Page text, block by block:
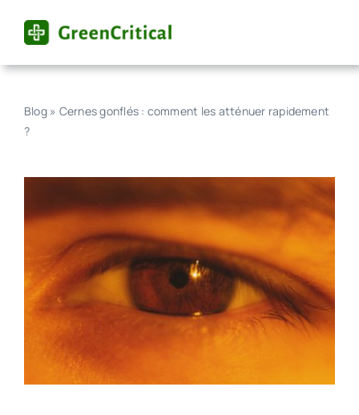
Blog» Cernes gonflés : comment les atténuer rapidement
?